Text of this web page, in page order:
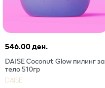
546.00 ден.
DAISE Coconut Glow пилинг за
тело 510гр
DAISE